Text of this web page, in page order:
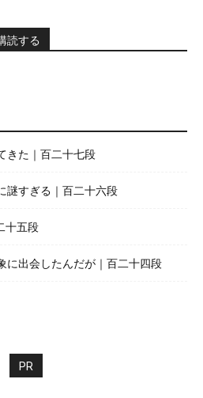
読する
きた｜百二十七段
謎すぎる｜百二十六段
十五段
に出会したんだが｜百二十四段
PR